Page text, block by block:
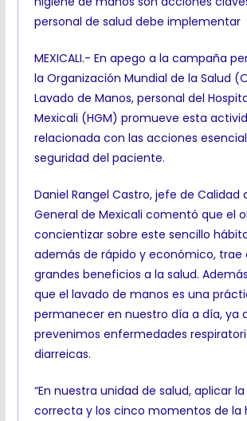
personal de salud debe implementar
MEXICALI.- En apego a la campaña
la Organización Mundial de la Salud
Lavado de Manos, personal del
Mexicali (HGM) promueve esta
relacionada con las acciones
seguridad del paciente.
Daniel Rangel Castro, jefe de Calidad
General de Mexicali comentó que el
concientizar sobre este sencillo
además de rápido y económico, trae
grandes beneficios a la salud.
que el lavado de manos es una
permanecer en nuestro día a día, ya
prevenimos enfermedades
diarreicas.
“En nuestra unidad de salud, aplicar
correcta y los cinco momentos de la